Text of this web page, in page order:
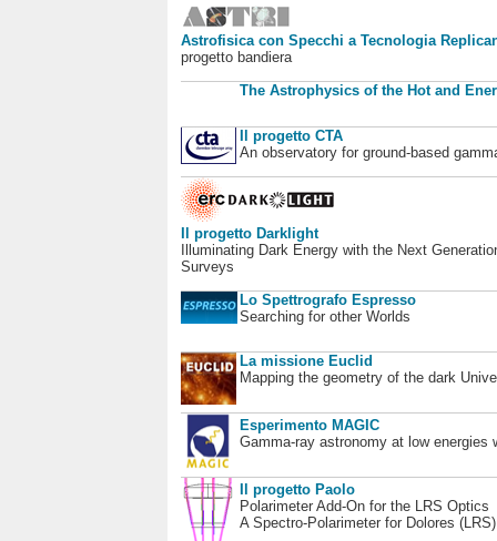
Astrofisica con Specchi a Tecnologia
progetto bandiera
The Astrophysics of the Hot and
Il progetto CTA
An observatory for ground-based
Il progetto Darklight
Illuminating Dark Energy with the Next
Surveys
Lo Spettrografo Espresso
Searching for other Worlds
La missione Euclid
Mapping the geometry of the dark
Esperimento MAGIC
Gamma-ray astronomy at low energies
Il progetto Paolo
Polarimeter Add-On for the LRS Optics
A Spectro-Polarimeter for Dolores